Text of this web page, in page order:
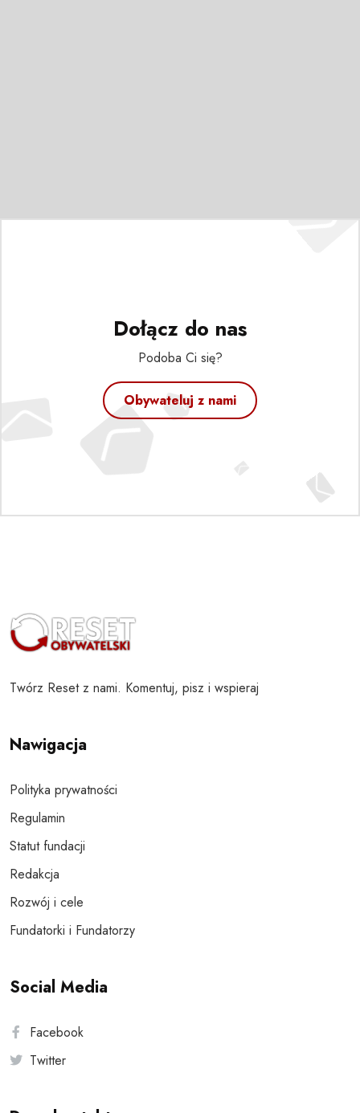
Dołącz do nas
Podoba Ci się?
Obywateluj z nami
Twórz Reset z nami. Komentuj, pisz i wspieraj
Nawigacja
Polityka prywatności
Regulamin
Statut fundacji
Redakcja
Rozwój i cele
Fundatorki i Fundatorzy
Social Media
Facebook
Twitter